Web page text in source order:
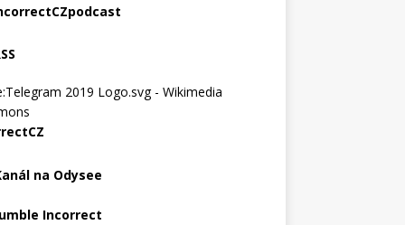
na Odysee
Incorrect